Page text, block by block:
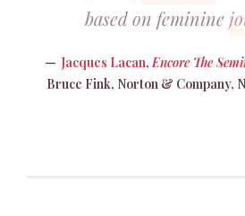
based on feminine
Jacques Lacan,Encore The
Bruce Fink, Norton & Company,